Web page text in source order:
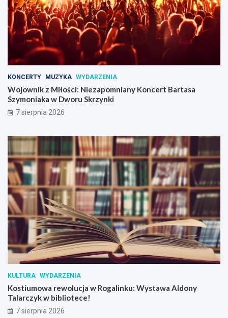
KONCERTY MUZYKA WYDARZENIA
Wojownik z Miłości: Niezapomniany Koncert Bartasa
Szymoniaka w Dworu Skrzynki
7 sierpnia 2026
KULTURA WYDARZENIA
Kostiumowa rewolucja w Rogalinku: Wystawa Aldony
Talarczyk w bibliotece!
7 sierpnia 2026